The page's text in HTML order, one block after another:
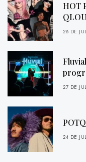
HOT
28 DE
27 DE
24 DE